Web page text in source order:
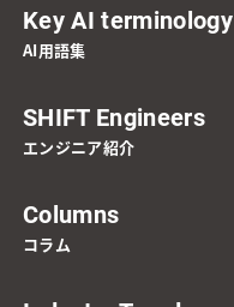
Key AI terminology
AI用語集
SHIFT Engineers
エンジニア紹介
Columns
コラム